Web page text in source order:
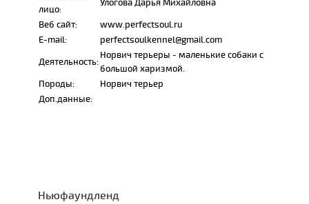
лицо:
Веб сайт:
www.perfectsoul.ru
E-mail:
perfectsoulkennel@gmail.com
Деятельность:
Норвич терьеры - маленькие собаки с
большой харизмой.
Породы:
Норвич терьер
Доп.данные:
Ньюфаундленд